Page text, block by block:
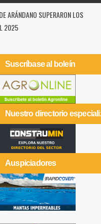
ARÁNDANO SUPERARON LOS
2025
Suscríbase al boleín
Nuestro directorio
Auspiciadores